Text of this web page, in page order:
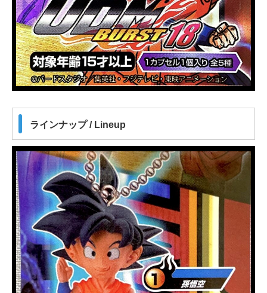
ラインナップ / Lineup